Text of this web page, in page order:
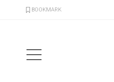
BOOKMARK